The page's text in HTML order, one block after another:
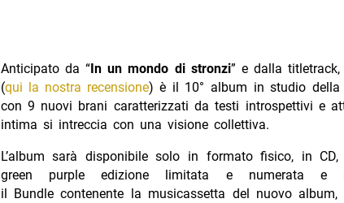
Anticipato da “In un mondo di stronzi” e dalla titletrack,
(qui la nostra recensione) è il 10° album in studio della
con 9 nuovi brani caratterizzati da testi introspettivi e
intima si intreccia con una visione collettiva.
L’album sarà disponibile solo in formato fisico, in
green purple edizione limitata e numerata e
il Bundle contenente la musicassetta del nuovo